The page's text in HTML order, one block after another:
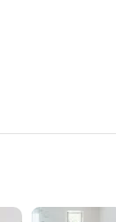
Aria
in casa